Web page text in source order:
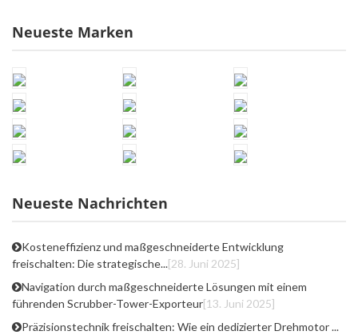
Neueste Marken
Neueste Nachrichten
Kosteneffizienz und maßgeschneiderte Entwicklung
freischalten: Die strategische...[28. Juni 2025]
Navigation durch maßgeschneiderte Lösungen mit einem
führenden Scrubber-Tower-Exporteur[13. Juni 2025]
Präzisionstechnik freischalten: Wie ein dedizierter Drehmotor ...